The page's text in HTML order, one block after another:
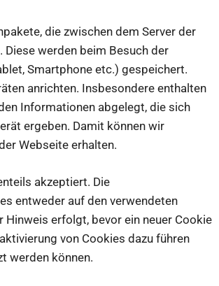
die zwischen dem Server der
werden beim Besuch der
Smartphone etc.) gespeichert.
anrichten. Insbesondere enthalten
Informationen abgelegt, die sich
ergeben. Damit können wir
Webseite erhalten.
akzeptiert. Die
entweder auf den verwendeten
erfolgt, bevor ein neuer Cookie
von Cookies dazu führen
werden können.